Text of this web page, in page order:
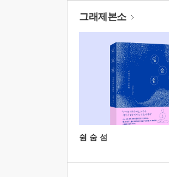
그래제본소
쉼 숨 섬